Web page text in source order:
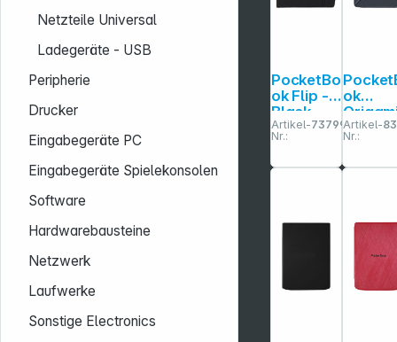
Netzteile Universal
Ladegeräte - USB
Peripherie
Drucker
Eingabegeräte PC
Eingabegeräte Spielekonsolen
Software
Hardwarebausteine
Netzwerk
Laufwerke
Sonstige Electronics
PocketBo
ok Flip -
Black
Cover für
Era
Artikel-
Nr.:
737991
ok
Black
Cover
/ Color
Artikel-
Nr.: